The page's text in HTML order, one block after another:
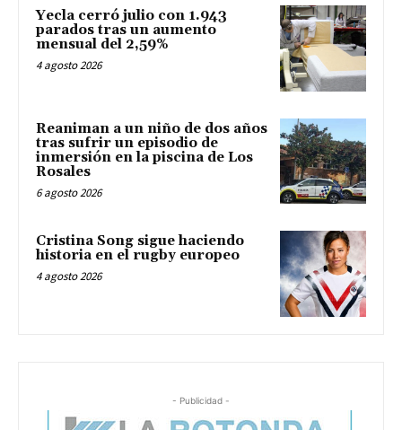
Yecla cerró julio con 1.943
parados tras un aumento
mensual del 2,59%
4 agosto 2026
Reaniman a un niño de dos años
tras sufrir un episodio de
inmersión en la piscina de Los
Rosales
6 agosto 2026
Cristina Song sigue haciendo
historia en el rugby europeo
4 agosto 2026
- Publicidad -